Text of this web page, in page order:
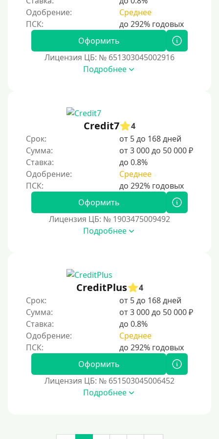
ь за безопасностью, чтобы избежать мошенн
ичества.
Сбербанк
Моментум (Momentum)
С помощью системы Контакт
Золотая Корона
С использованием системы быстрых платежей (СБП)
Без активации сервиса
Без участия банков
На сберкнижку
На дом срочно
Не выходя из дома
Без посещения офиса
В офисе
Бесплатное использование без списания средств с
Денежным переводом
По СМС
На электронный кошелек
На Юмани (ЮMoney)
Без привязки карты
Пополнение Киви-кошелька
Одобрение:
Среднее
Оформить
Лицензия ЦБ: № 651303045002916
Подробнее
Credit7
4
Срок:
от 5 до 168 дней
Сумма:
от 3 000 до 50 000 ₽
Ставка:
до 0.8%
Одобрение:
Среднее
Оформить
Лицензия ЦБ: № 1903475009492
Подробнее
CreditPlus
4
Срок:
от 5 до 168 дней
Сумма:
от 3 000 до 50 000 ₽
Ставка:
до 0.8%
Одобрение:
Среднее
Оформить
Лицензия ЦБ: № 651503045006452
Подробнее